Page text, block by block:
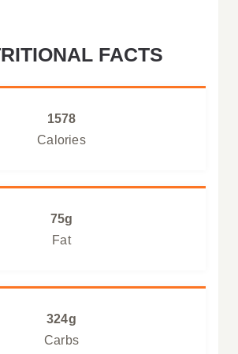
FACTS
1578
Calories
75g
Fat
324g
Carbs